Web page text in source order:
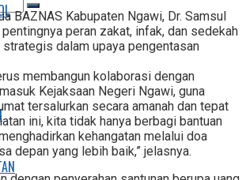
BAZNAS Kabupaten Ngawi, Dr. Samsul
peran zakat, infak, dan sedekah
dalam upaya pengentasan
membangun kolaborasi dengan
Kejaksaan Negeri Ngawi, guna
tersalurkan secara amanah dan tepat
ini, kita tidak hanya berbagi bantuan
kehangatan melalui doa
depan yang lebih baik,” jelasnya.